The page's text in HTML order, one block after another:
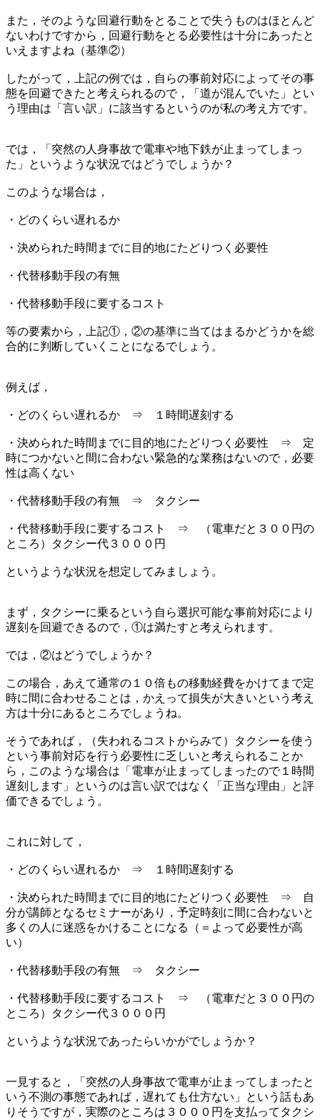
また，そのような回避行動をとることで失うものはほとんど
ないわけですから，回避行動をとる必要性は十分にあったと
いえますよね（基準②）
したがって，上記の例では，自らの事前対応によってその事
態を回避できたと考えられるので，「道が混んでいた」とい
う理由は「言い訳」に該当するというのが私の考え方です。
では，「突然の人身事故で電車や地下鉄が止まってしまっ
た」というような状況ではどうでしょうか？
このような場合は，
・どのくらい遅れるか
・決められた時間までに目的地にたどりつく必要性
・代替移動手段の有無
・代替移動手段に要するコスト
等の要素から，上記①，②の基準に当てはまるかどうかを総
合的に判断していくことになるでしょう。
例えば，
・どのくらい遅れるか ⇒ １時間遅刻する
・決められた時間までに目的地にたどりつく必要性 ⇒ 定
時につかないと間に合わない緊急的な業務はないので，必要
性は高くない
・代替移動手段の有無 ⇒ タクシー
・代替移動手段に要するコスト ⇒ （電車だと３００円の
ところ）タクシー代３０００円
というような状況を想定してみましょう。
まず，タクシーに乗るという自ら選択可能な事前対応により
遅刻を回避できるので，①は満たすと考えられます。
では，②はどうでしょうか？
この場合，あえて通常の１０倍もの移動経費をかけてまで定
時に間に合わせることは，かえって損失が大きいという考え
方は十分にあるところでしょうね。
そうであれば，（失われるコストからみて）タクシーを使う
という事前対応を行う必要性に乏しいと考えられることか
ら，このような場合は「電車が止まってしまったので１時間
遅刻します」というのは言い訳ではなく「正当な理由」と評
価できるでしょう。
これに対して，
・どのくらい遅れるか ⇒ １時間遅刻する
・決められた時間までに目的地にたどりつく必要性 ⇒ 自
分が講師となるセミナーがあり，予定時刻に間に合わないと
多くの人に迷惑をかけることになる（＝よって必要性が高
い）
・代替移動手段の有無 ⇒ タクシー
・代替移動手段に要するコスト ⇒ （電車だと３００円の
ところ）タクシー代３０００円
というような状況であったらいかがでしょうか？
一見すると，「突然の人身事故で電車が止まってしまったと
いう不測の事態であれば，遅れても仕方ない」という話もあ
りそうですが，実際のところは３０００円を支払ってタクシ